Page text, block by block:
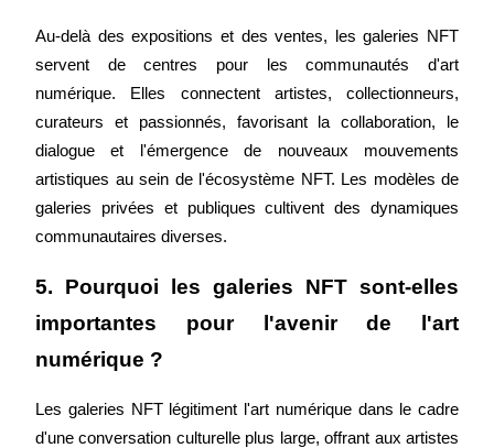
Jusqu'à 65 % de commissions !
Au-delà des expositions et des ventes, les galeries NFT
servent de centres pour les communautés d'art
numérique. Elles connectent artistes, collectionneurs,
curateurs et passionnés, favorisant la collaboration, le
dialogue et l'émergence de nouveaux mouvements
artistiques au sein de l'écosystème NFT. Les modèles de
galeries privées et publiques cultivent des dynamiques
communautaires diverses.
5. Pourquoi les galeries NFT sont-elles
importantes pour l'avenir de l'art
numérique ?
Les galeries NFT légitiment l'art numérique dans le cadre
d'une conversation culturelle plus large, offrant aux artistes